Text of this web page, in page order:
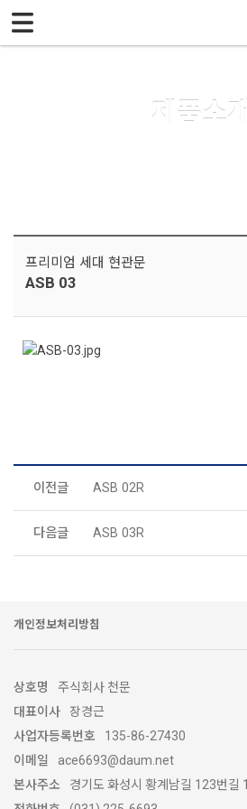
제품소개
프리미엄 세대 현관문
ASB 03
이전글 ASB 02R
다음글 ASB 03R
개인정보처리방침
상호명
주식회사 천문
대표이사
장경근
사업자등록번호
135-86-27430
이메일
ace6693@daum.net
본사주소
경기도 화성시 황계남길 123번길 1